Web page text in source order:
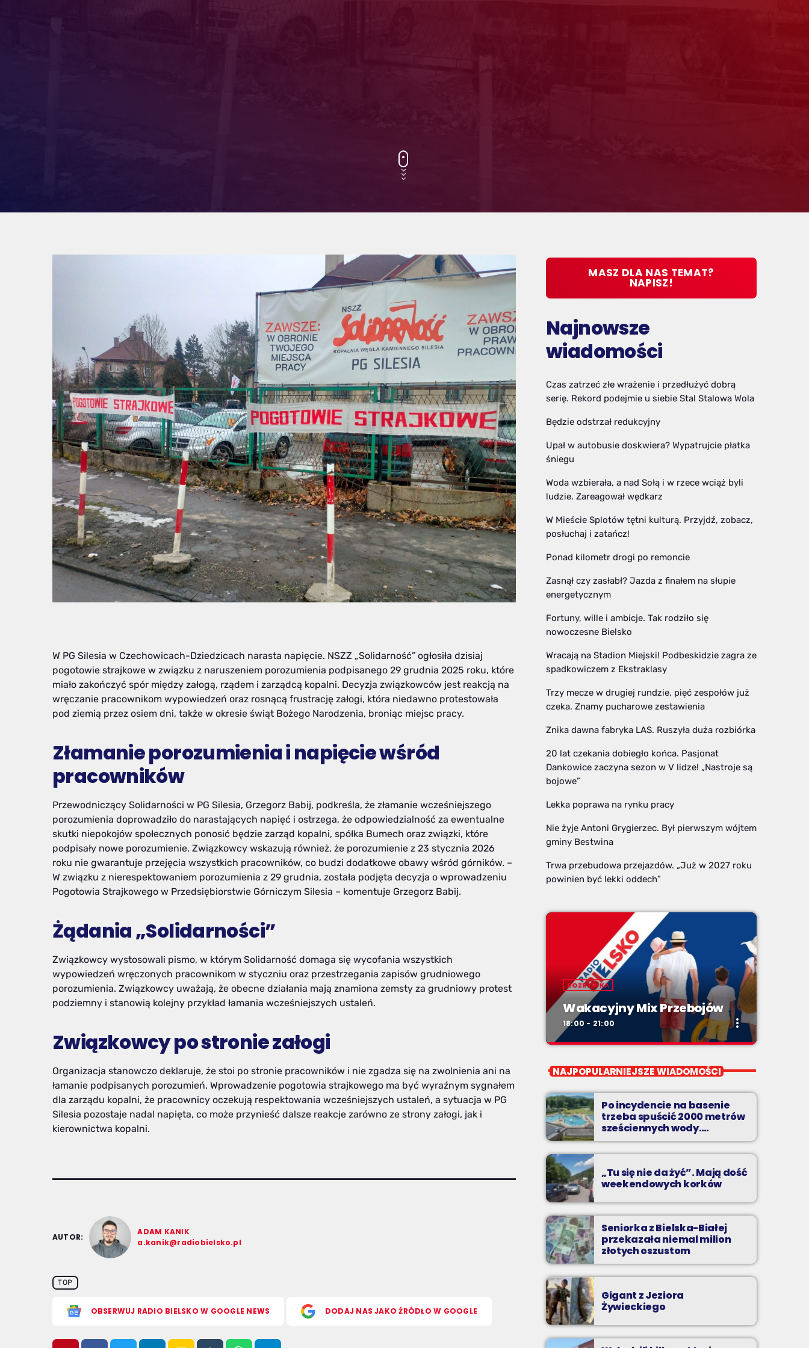
W PG Silesia w Czechowicach-Dziedzicach narasta napięcie. NSZZ „Solidarność” ogłosiła dzisiaj
pogotowie strajkowe w związku z naruszeniem porozumienia podpisanego 29 grudnia 2025 roku, które
miało zakończyć spór między załogą, rządem i zarządcą kopalni. Decyzja związkowców jest reakcją na
wręczanie pracownikom wypowiedzeń oraz rosnącą frustrację załogi, która niedawno protestowała
pod ziemią przez osiem dni, także w okresie świąt Bożego Narodzenia, broniąc miejsc pracy.
Złamanie porozumienia i napięcie wśród
pracowników
Przewodniczący Solidarności w PG Silesia, Grzegorz Babij, podkreśla, że złamanie wcześniejszego
porozumienia doprowadziło do narastających napięć i ostrzega, że odpowiedzialność za ewentualne
skutki niepokojów społecznych ponosić będzie zarząd kopalni, spółka Bumech oraz związki, które
podpisały nowe porozumienie. Związkowcy wskazują również, że porozumienie z 23 stycznia 2026
roku nie gwarantuje przejęcia wszystkich pracowników, co budzi dodatkowe obawy wśród górników. –
W związku z nierespektowaniem porozumienia z 29 grudnia, została podjęta decyzja o wprowadzeniu
Pogotowia Strajkowego w Przedsiębiorstwie Górniczym Silesia – komentuje Grzegorz Babij.
Żądania „Solidarności”
Związkowcy wystosowali pismo, w którym Solidarność domaga się wycofania wszystkich
wypowiedzeń wręczonych pracownikom w styczniu oraz przestrzegania zapisów grudniowego
porozumienia. Związkowcy uważają, że obecne działania mają znamiona zemsty za grudniowy protest
podziemny i stanowią kolejny przykład łamania wcześniejszych ustaleń.
Związkowcy po stronie załogi
Organizacja stanowczo deklaruje, że stoi po stronie pracowników i nie zgadza się na zwolnienia ani na
łamanie podpisanych porozumień. Wprowadzenie pogotowia strajkowego ma być wyraźnym sygnałem
dla zarządu kopalni, że pracownicy oczekują respektowania wcześniejszych ustaleń, a sytuacja w PG
Silesia pozostaje nadal napięta, co może przynieść dalsze reakcje zarówno ze strony załogi, jak i
kierownictwa kopalni.
AUTOR:
ADAM KANIK
a.kanik@radiobielsko.pl
TOP
OBSERWUJ RADIO BIELSKO W GOOGLE NEWS DODAJ NAS JAKO ŹRÓDŁO W GOOGLE
MASZ DLA NAS TEMAT?
NAPISZ!
Najnowsze
wiadomości
Czas zatrzeć złe wrażenie i przedłużyć dobrą
serię. Rekord podejmie u siebie Stal Stalowa Wola
Będzie odstrzał redukcyjny
Upał w autobusie doskwiera? Wypatrujcie płatka
śniegu
Woda wzbierała, a nad Sołą i w rzece wciąż byli
ludzie. Zareagował wędkarz
W Mieście Splotów tętni kulturą. Przyjdź, zobacz,
posłuchaj i zatańcz!
Ponad kilometr drogi po remoncie
Zasnął czy zasłabł? Jazda z finałem na słupie
energetycznym
Fortuny, wille i ambicje. Tak rodziło się
nowoczesne Bielsko
Wracają na Stadion Miejski! Podbeskidzie zagra ze
spadkowiczem z Ekstraklasy
Trzy mecze w drugiej rundzie, pięć zespołów już
czeka. Znamy pucharowe zestawienia
Znika dawna fabryka LAS. Ruszyła duża rozbiórka
20 lat czekania dobiegło końca. Pasjonat
Dankowice zaczyna sezon w V lidze! „Nastroje są
bojowe”
Lekka poprawa na rynku pracy
Nie żyje Antoni Grygierzec. Był pierwszym wójtem
gminy Bestwina
Trwa przebudowa przejazdów. „Już w 2027 roku
powinien być lekki oddech”
ROZRYWKA
Wakacyjny Mix Przebojów
18:00 - 21:00 more_vert
Wakacyjny Mix Przebojów
to najgorętsze hity lata, muzyczne plażowe
perełki, wspomnienia letnich przebojów,
nowości i premiery oraz Wasze pozdrowienia
z wakacji!
NAJPOPULARNIEJSZE WIADOMOŚCI
Po incydencie na basenie
trzeba spuścić 2000 metrów
sześciennych wody.
„Ogromne koszty i ogromna
praca”
„Tu się nie da żyć”. Mają dość
weekendowych korków
Seniorka z Bielska-Białej
przekazała niemal milion
złotych oszustom
Gigant z Jeziora
Żywieckiego